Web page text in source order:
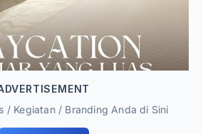
/ Kegiatan / Branding Anda di Sini